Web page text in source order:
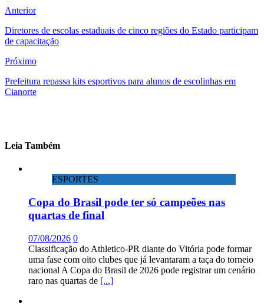
Anterior
Diretores de escolas estaduais de cinco regiões do Estado participam
de capacitação
Próximo
Prefeitura repassa kits esportivos para alunos de escolinhas em
Cianorte
Leia Também
ESPORTES
Copa do Brasil pode ter só campeões nas
quartas de final
07/08/2026 0
Classificação do Athletico-PR diante do Vitória pode formar
uma fase com oito clubes que já levantaram a taça do torneio
nacional A Copa do Brasil de 2026 pode registrar um cenário
raro nas quartas de [...]